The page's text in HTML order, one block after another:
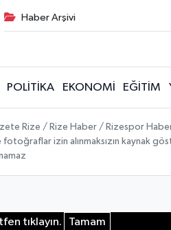
Haber Arşivi
POLİTİKA EKONOMİ EĞİTİM
Rize / Rize Haber / Rizespor
izin alınmaksızın kaynak
tıklayın. Tamam